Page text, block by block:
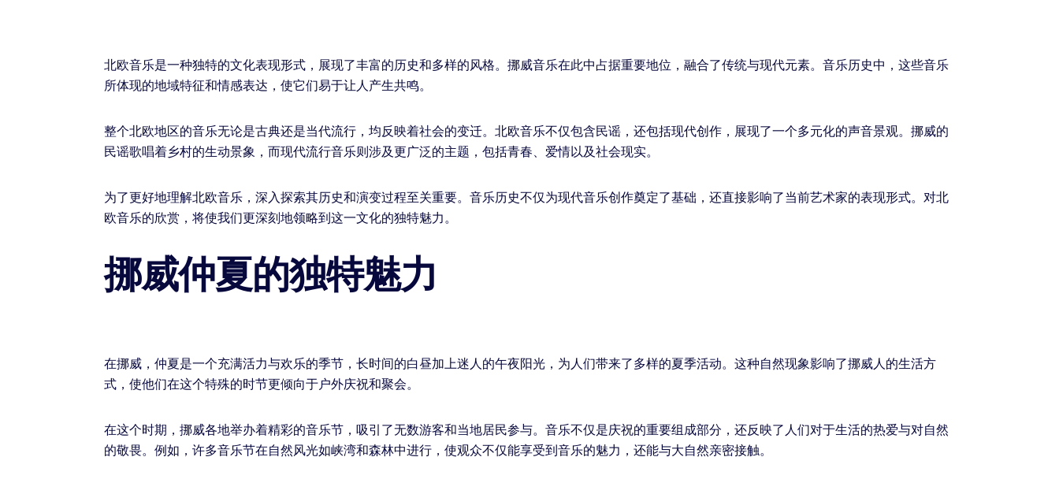
北欧音乐是一种独特的文化表现形式，展现了丰富的历史和多样的风格。挪威音乐在此中占据重要地位，融合了传统与现代元素。音乐历史中，这些音乐
所体现的地域特征和情感表达，使它们易于让人产生共鸣。
整个北欧地区的音乐无论是古典还是当代流行，均反映着社会的变迁。北欧音乐不仅包含民谣，还包括现代创作，展现了一个多元化的声音景观。挪威的
民谣歌唱着乡村的生动景象，而现代流行音乐则涉及更广泛的主题，包括青春、爱情以及社会现实。
为了更好地理解北欧音乐，深入探索其历史和演变过程至关重要。音乐历史不仅为现代音乐创作奠定了基础，还直接影响了当前艺术家的表现形式。对北
欧音乐的欣赏，将使我们更深刻地领略到这一文化的独特魅力。
挪威仲夏的独特魅力
在挪威，仲夏是一个充满活力与欢乐的季节，长时间的白昼加上迷人的午夜阳光，为人们带来了多样的夏季活动。这种自然现象影响了挪威人的生活方
式，使他们在这个特殊的时节更倾向于户外庆祝和聚会。
在这个时期，挪威各地举办着精彩的音乐节，吸引了无数游客和当地居民参与。音乐不仅是庆祝的重要组成部分，还反映了人们对于生活的热爱与对自然
的敬畏。例如，许多音乐节在自然风光如峡湾和森林中进行，使观众不仅能享受到音乐的魅力，还能与大自然亲密接触。